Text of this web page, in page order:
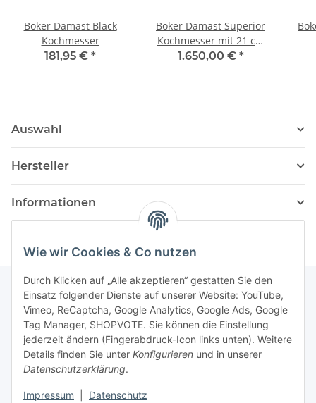
Wie wir Cookies & Co nutzen
Durch Klicken auf „Alle akzeptieren“ gestatten Sie den
Einsatz folgender Dienste auf unserer Website: YouTube,
Vimeo, ReCaptcha, Google Analytics, Google Ads, Google
Tag Manager, SHOPVOTE. Sie können die Einstellung
jederzeit ändern (Fingerabdruck-Icon links unten). Weitere
Details finden Sie unter Konfigurieren und in unserer
Datenschutzerklärung.
Impressum Datenschutz
Böker Damast Black
Kochmesser
181,95 € *
Böker Damast Superior
Kochmesser mit 21 cm
Klinge
1.650,00 € *
Auswahl
Hersteller
Informationen
Newsletter Abonnieren
Bitte senden Sie mir entsprechend Ihrer
Datenschutzerklärungregelmäßig und jederzeit widerruflich
Informationen zu Ihrem Produktsortiment per E-Mail zu.